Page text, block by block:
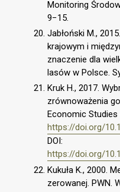
Monitoring
9−15.
Jabłoński M.,
krajowym i
znaczenie dla
lasów w Polsce.
Kruk H., 2017.
zrównoważenia
Economic Studies
https://doi.org/
DOI:
https://doi.org/
Kukuła K., 2000.
zerowanej. PWN.